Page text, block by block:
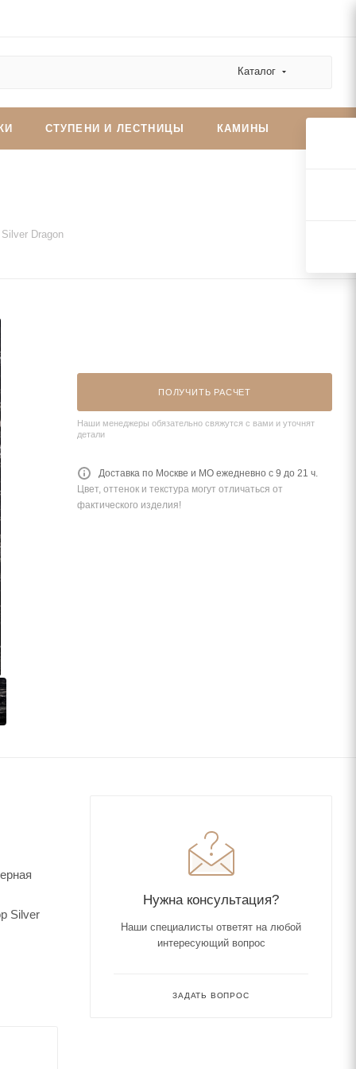
Каталог
СТУПЕНИ И ЛЕСТНИЦЫ КАМИНЫ
Dragon
ПОЛУЧИТЬ РАСЧЕТ
Наши менеджеры обязательно свяжутся с вами и уточнят
детали
Доставка по Москве и МО ежедневно с 9 до 21 ч.
Цвет, оттенок и текстура могут отличаться от
фактического изделия!
Silver
Нужна консультация?
Наши специалисты ответят на любой
интересующий вопрос
ЗАДАТЬ ВОПРОС